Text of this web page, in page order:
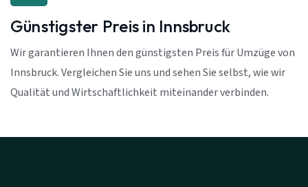
Günstigster Preis in Innsbruck
Wir garantieren Ihnen den günstigsten Preis für Umzüge von
Innsbruck. Vergleichen Sie uns und sehen Sie selbst, wie wir
Qualität und Wirtschaftlichkeit miteinander verbinden.